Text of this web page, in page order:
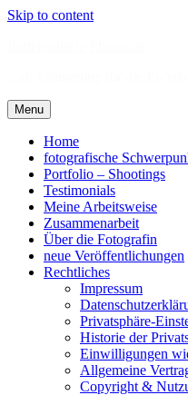
Skip to content
Menu
Home
fotografische
Portfolio – Shootings
Testimonials
Meine Arbeitsweise
Zusammenarbeit
Über die Fotografin
neue Veröffentlichungen
Rechtliches
Impressum
Privatsphäre-
Historie der
Einwilligungen
Allgemeine
Copyright &